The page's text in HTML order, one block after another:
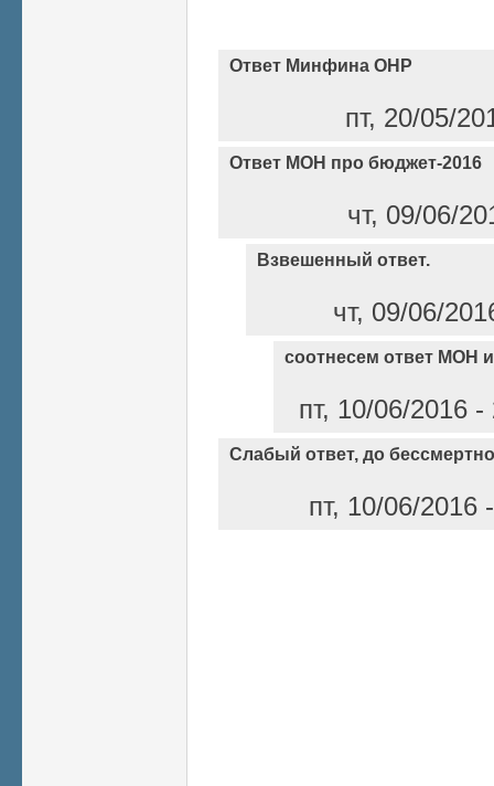
Ответ Минфина ОНР
пт, 20/05/
Ответ МОН про бюджет-2016
чт, 09/06/
Взвешенный ответ.
чт, 09/06/
соотнесем ответ МОН
пт, 10/06/2016
Слабый ответ, до
пт, 10/06/